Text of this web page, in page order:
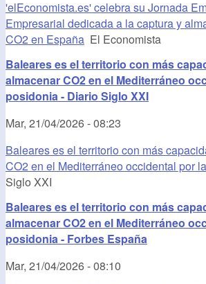
'elEconomista.es' celebra su Jornada
Empresarial dedicada a la captura y
CO2 en España El Economista
Baleares es el territorio con más
almacenar CO2 en el Mediterráneo
posidonia - Diario Siglo XXI
Mar, 21/04/2026 - 08:23
Baleares es el territorio con más
CO2 en el Mediterráneo occidental por
Siglo XXI
Baleares es el territorio con más
almacenar CO2 en el Mediterráneo
posidonia - Forbes España
Mar, 21/04/2026 - 08:10